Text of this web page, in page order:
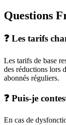
Questions
❓ Les tarifs
Les tarifs de base
des réductions lors
abonnés réguliers.
❓ Puis-je
En cas de